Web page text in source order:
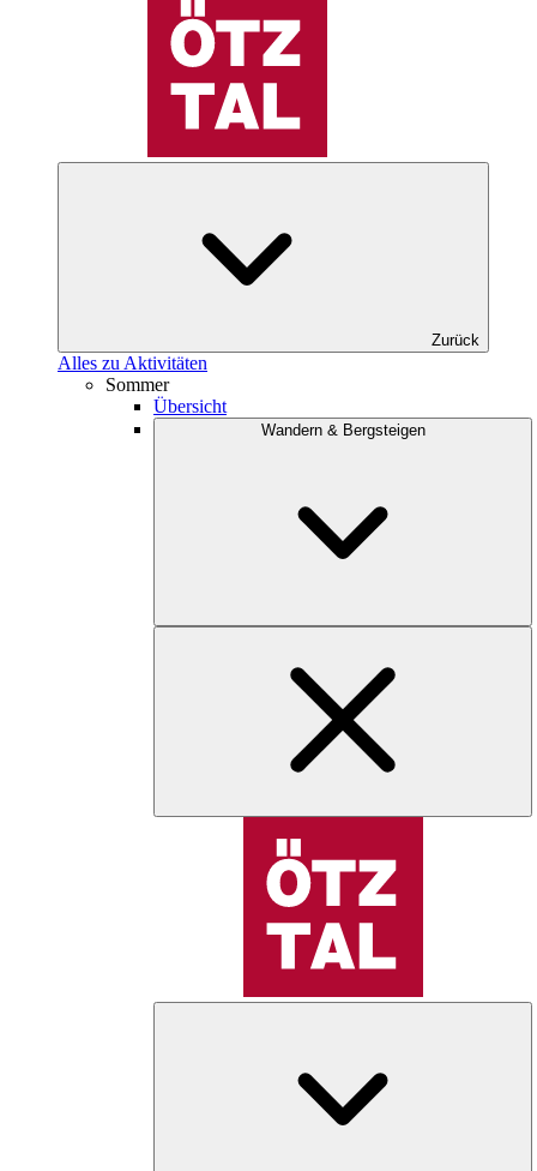
Zurück
Alles zu Aktivitäten
Sommer
Übersicht
Wandern & Bergsteigen